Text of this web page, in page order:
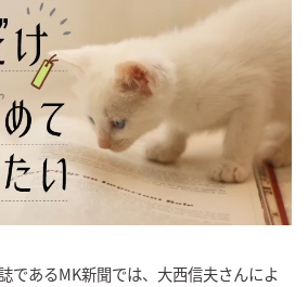
であるMK新聞では、大西信夫さんによ